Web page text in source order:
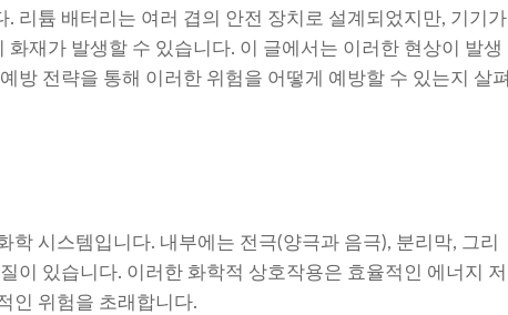
리튬 배터리는 여러 겹의 안전 장치로 설계되었지만, 기기가
재가 발생할 수 있습니다. 이 글에서는 이러한 현상이 발생
방 전략을 통해 이러한 위험을 어떻게 예방할 수 있는지 살펴
시스템입니다. 내부에는 전극(양극과 음극), 분리막, 그리
이 있습니다. 이러한 화학적 상호작용은 효율적인 에너지 저
인 위험을 초래합니다.